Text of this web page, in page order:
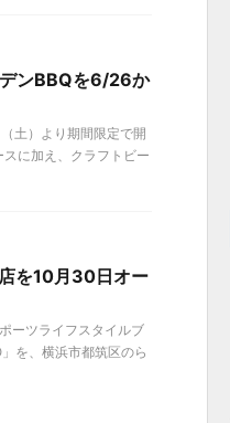
ンBBQを6/26か
土）より期間限定で開
に加え、クラフトビー
を10月30日オー
ーツライフスタイルブ
を、横浜市都筑区のら